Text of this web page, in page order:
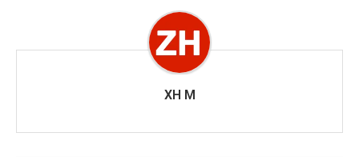
XH M